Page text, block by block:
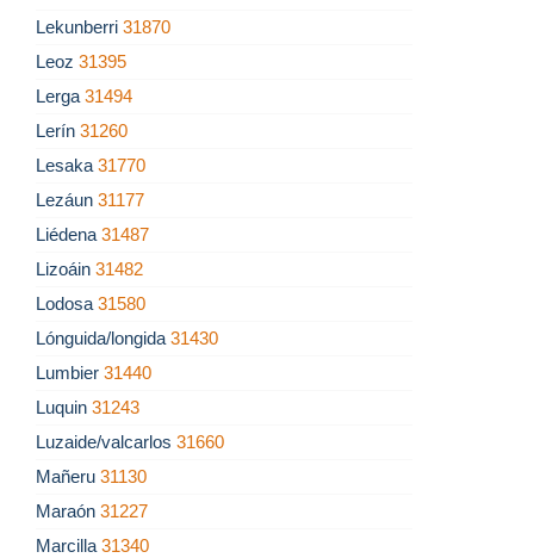
Lekunberri 31870
Leoz 31395
Lerga 31494
Lerín 31260
Lesaka 31770
Lezáun 31177
Liédena 31487
Lizoáin 31482
Lodosa 31580
Lónguida/longida 31430
Lumbier 31440
Luquin 31243
Luzaide/valcarlos 31660
Mañeru 31130
Maraón 31227
Marcilla 31340